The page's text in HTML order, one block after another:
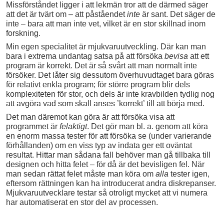
Missförståndet ligger i att lekmän tror att de därmed säger
att det är tvärt om – att påståendetinte är sant. Det säger de
inte – bara att man inte vet, vilket är en stor skillnad inom
forskning.
Min egen specialitet är mjukvaruutveckling. Där kan man
bara i extrema undantag satsa på att försöka bevisa att ett
program är korrekt. Det är så svårt att man normalt inte
försöker. Det låter sig dessutom överhuvudtaget bara göras
för relativt enkla program; för större program blir dels
komplexiteten för stor, och dels är inte kravbilden tydlig nog
att avgöra vad som skall anses ’korrekt’ till att börja med.
Det man däremot kan göra är att försöka visa att
programmet är felaktigt. Det gör man bl. a. genom att köra
en enorm massa tester för att försöka se (under varierande
förhållanden) om en viss typ av indata ger ett oväntat
resultat. Hittar man sådana fall behöver man gå tillbaka till
designen och hitta felet – för då är det bevisligen fel. När
man sedan rättat felet måste man köra om alla tester igen,
eftersom rättningen kan ha introducerat andra diskrepanser.
Mjukvaruutvecklare testar så otroligt mycket att vi numera
har automatiserat en stor del av processen.